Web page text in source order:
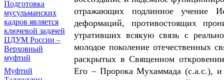
Подготовка
мусульманских
кадров является
ключевой задачей
ЦДУМ России –
Верховный
муфтий
Муфтий
отражающих подлинное учение
деформаций, противостоящих
утративших всякую связь с
молодое поколение отечественных
раскрытых в Священном
Его – Пророка Мухаммада (с.а.с.), и